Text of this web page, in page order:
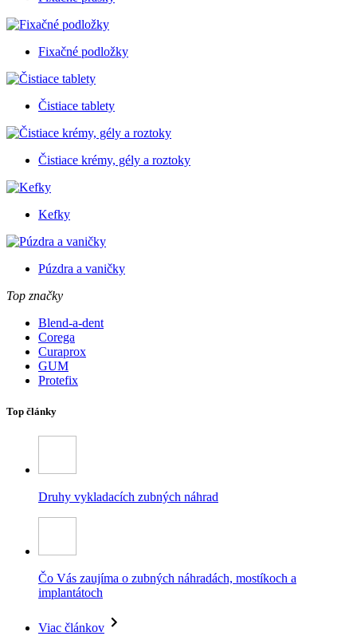
Fixačné podložky
Čistiace tablety
Čistiace krémy, gély a roztoky
Kefky
Púzdra a vaničky
Top značky
Blend-a-dent
Corega
Curaprox
GUM
Protefix
Top články
Druhy vykladacích zubných náhrad
Čo Vás zaujíma o zubných náhradách, mostíkoch a
implantátoch
Viac článkov